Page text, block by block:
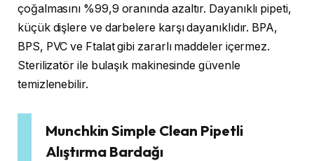
çoğalmasını %99,9 oranında azaltır. Dayanıklı pipeti,
küçük dişlere ve darbelere karşı dayanıklıdır. BPA,
BPS, PVC ve Ftalat gibi zararlı maddeler içermez.
Sterilizatör ile bulaşık makinesinde güvenle
temizlenebilir.
Munchkin Simple Clean Pipetli
Alıştırma Bardağı